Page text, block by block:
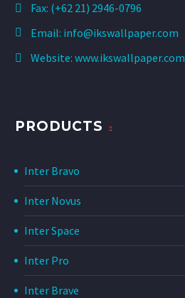
Fax: (+62 21) 2946-0796
Email: info@ikswallpaper.com
Website: www.ikswallpaper.com
PRODUCTS
Inter Bravo
Inter Novus
Inter Space
Inter Pro
Inter Brave